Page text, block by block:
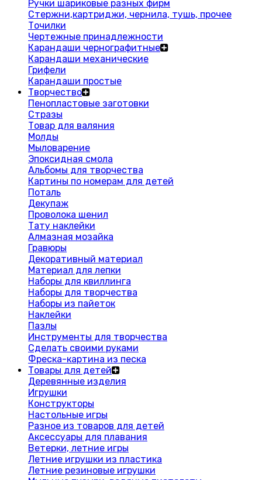
Ручки шариковые разных фирм
Стержни,картриджи, чернила, тушь, прочее
Точилки
Чертежные принадлежности
Карандаши чернографитные
Карандаши механические
Грифели
Карандаши простые
Творчество
Пенопластовые заготовки
Стразы
Товар для валяния
Молды
Мыловарение
Эпоксидная смола
Альбомы для творчества
Картины по номерам для детей
Поталь
Декупаж
Проволока шенил
Тату наклейки
Алмазная мозайка
Гравюры
Декоративный материал
Материал для лепки
Наборы для квиллинга
Наборы для творчества
Наборы из пайеток
Наклейки
Пазлы
Инструменты для творчества
Сделать своими руками
Фреска-картина из песка
Товары для детей
Деревянные изделия
Игрушки
Конструкторы
Настольные игры
Разное из товаров для детей
Аксессуары для плавания
Ветерки, летние игры
Летние игрушки из пластика
Летние резиновые игрушки